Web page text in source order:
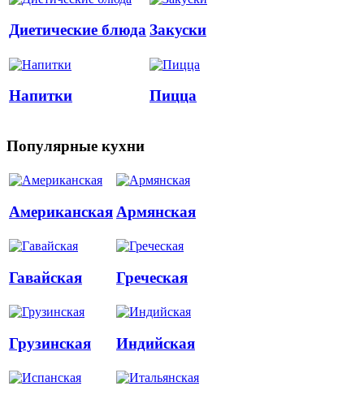
Диетические блюдаЗакуски
Напитки Пицца
Популярные кухни
Американская Армянская
Гавайская Греческая
Грузинская Индийская